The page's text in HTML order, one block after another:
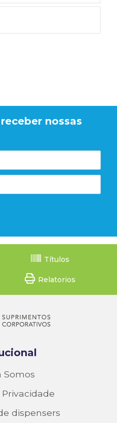
nossas
Títulos
Relatorios
Somos
dispensers